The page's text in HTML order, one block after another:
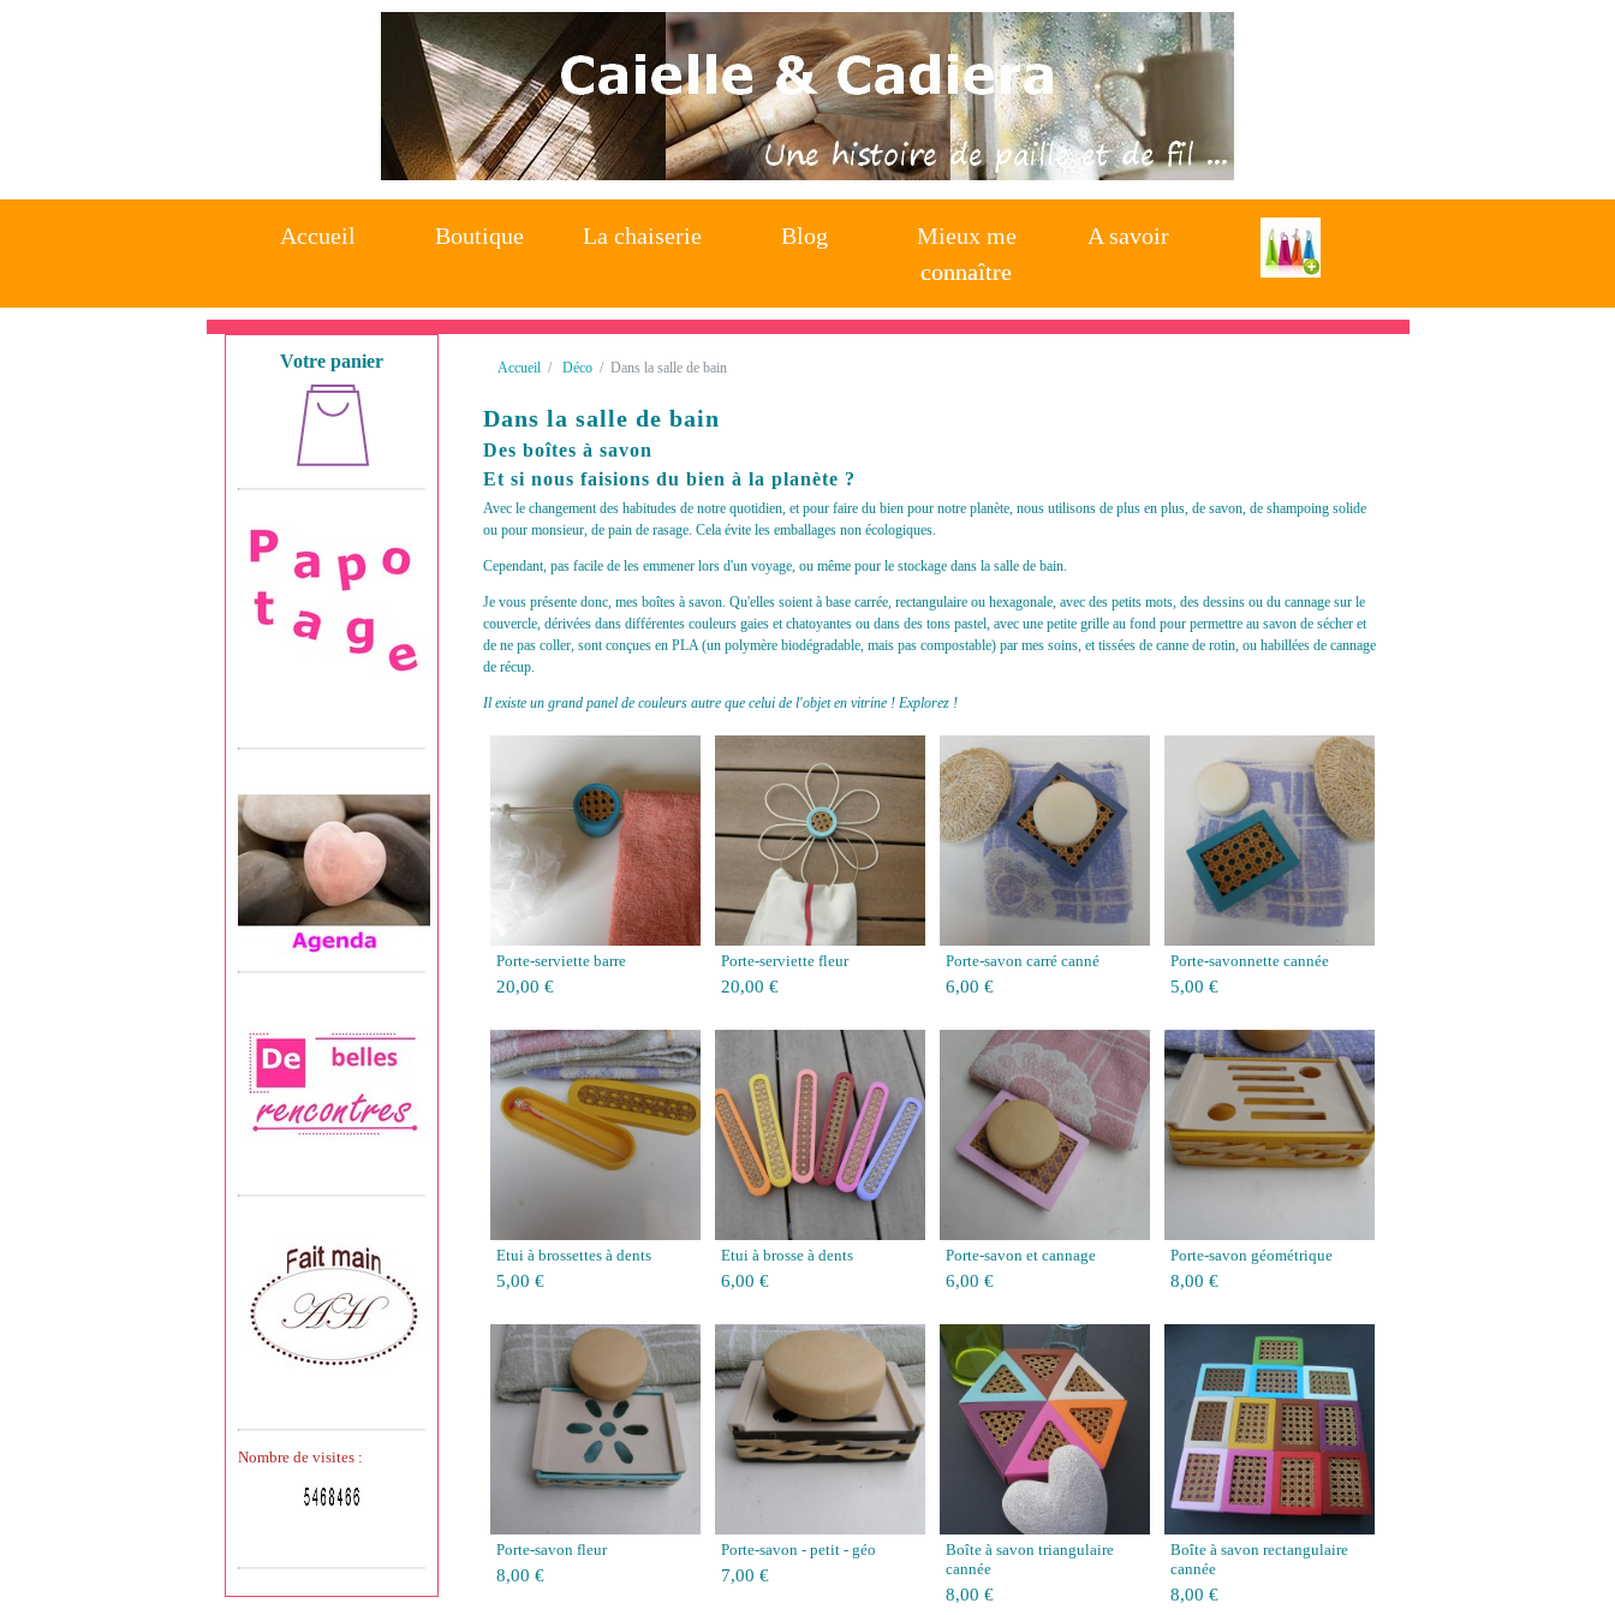
Accueil
Accueil Boutique
Boutique La chaiserie
La chaiserie Blog
Blog
Mieux me
connaître
Mieux me
connaître
A savoir
A savoir
Votre panier
Nombre de visites :
Accueil Déco Dans la salle de bain
Dans la salle de bain
Des boîtes à savon
Et si nous faisions du bien à la planète ?
Avec le changement des habitudes de notre quotidien, et pour faire du bien pour notre planète, nous utilisons de plus en plus, de savon, de shampoing solide
ou pour monsieur, de pain de rasage. Cela évite les emballages non écologiques.
Cependant, pas facile de les emmener lors d'un voyage, ou même pour le stockage dans la salle de bain.
Je vous présente donc, mes boîtes à savon. Qu'elles soient à base carrée, rectangulaire ou hexagonale, avec des petits mots, des dessins ou du cannage sur le
couvercle, dérivées dans différentes couleurs gaies et chatoyantes ou dans des tons pastel, avec une petite grille au fond pour permettre au savon de sécher et
de ne pas coller, sont conçues en PLA (un polymère biodégradable, mais pas compostable) par mes soins, et tissées de canne de rotin, ou habillées de cannage
de récup.
Il existe un grand panel de couleurs autre que celui de l'objet en vitrine ! Explorez !
Porte-serviette barre
20,00 €
Porte-serviette fleur
20,00 €
Porte-savon carré canné
6,00 €
Porte-savonnette cannée
5,00 €
Etui à brossettes à dents
5,00 €
Etui à brosse à dents
6,00 €
Porte-savon et cannage
6,00 €
Porte-savon géométrique
8,00 €
Porte-savon fleur
8,00 €
Porte-savon - petit - géo
7,00 €
Boîte à savon triangulaire
cannée
8,00 €
Boîte à savon rectangulaire
cannée
8,00 €